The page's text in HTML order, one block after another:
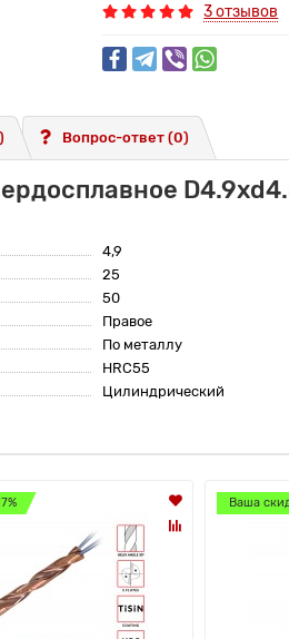
3 отзывов
Вопрос-ответ (0)
4,9
25
50
Правое
По металлу
HRC55
Цилиндрический
Ваша